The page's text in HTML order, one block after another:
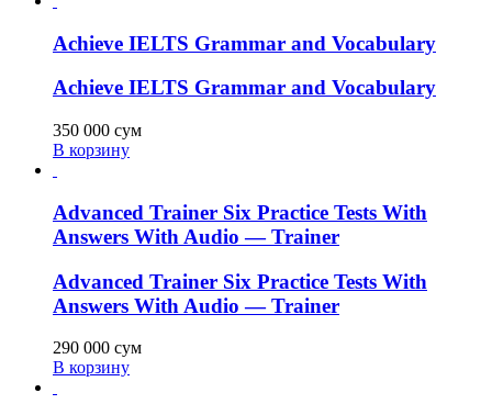
Achieve IELTS Grammar and Vocabulary
Achieve IELTS Grammar and Vocabulary
350 000 сум
В корзину
Advanced Trainer Six Practice Tests With
Answers With Audio — Trainer
Advanced Trainer Six Practice Tests With
Answers With Audio — Trainer
290 000 сум
В корзину